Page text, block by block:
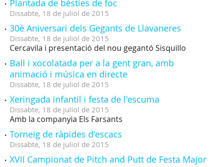
Plantada de bèsties de foc
Dissabte, 18 de juliol de 2015
30è Aniversari dels Gegants de Llavaneres
Dissabte, 18 de juliol de 2015
Cercavila i presentació del nou gegantó Sisquillo
Ball i xocolatada per a la gent gran, amb
animació i música en directe
Dissabte, 18 de juliol de 2015
Xeringada infantil i festa de l'escuma
Dissabte, 18 de juliol de 2015
Amb la companyia Els Farsants
Torneig de ràpides d'escacs
Dissabte, 18 de juliol de 2015
XVII Campionat de Pitch and Putt de Festa Major